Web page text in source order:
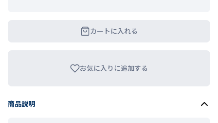
カートに入れる
お気に入りに追加する
商品説明